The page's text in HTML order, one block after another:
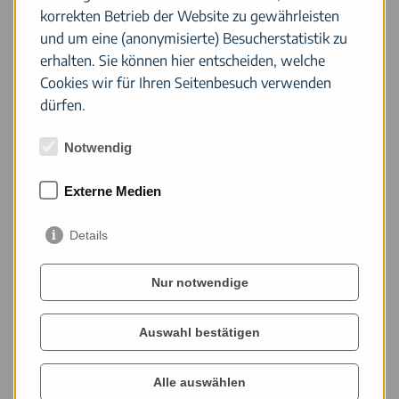
und keinerlei Erholungseffekt aus dieser Ferienwoche
gezogen zu haben.
Ein Selbstversorger-Urlaub muss gerade
für alleinerziehende Eltern gut überlegt sein. Bei
korrekten Betrieb der Website zu gewährleisten
und um eine (anonymisierte) Besucherstatistik zu
erhalten. Sie können hier entscheiden, welche
Cookies wir für Ihren Seitenbesuch verwenden
dürfen.
Notwendig
Externe Medien
Details
Nur notwendige
Auswahl bestätigen
Alle auswählen